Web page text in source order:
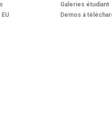
Galeries étudiant
Demos á